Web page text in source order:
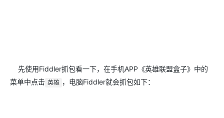
先使用Fiddler抓包看一下，在手机APP《英雄联盟盒子》中的
菜单中点击 英雄 ，电脑Fiddler就会抓包如下：